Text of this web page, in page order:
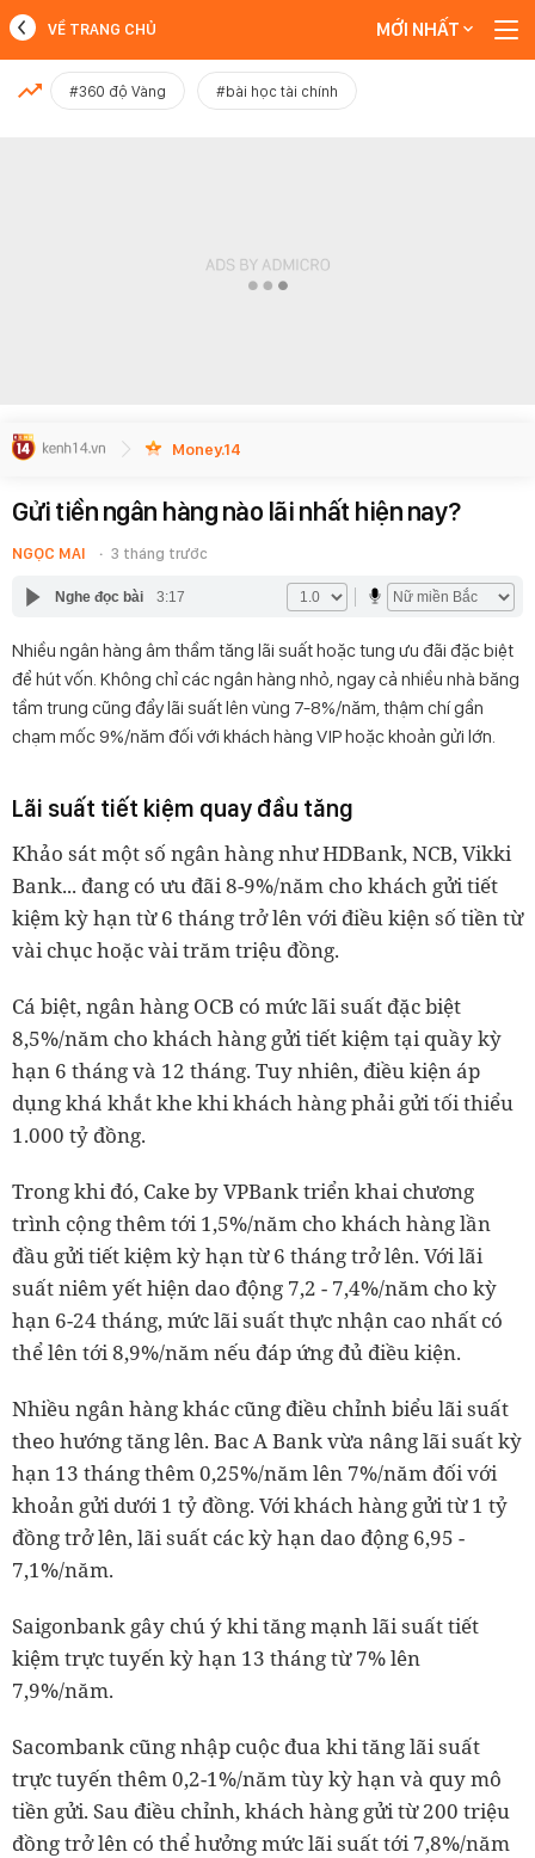
MỚI NHẤT
VỀ TRANG CHỦ MỚI NHẤT
#360 độ Vàng #bài học tài chính
Money.14
Gửi tiền ngân hàng nào lãi nhất hiện nay?
NGỌC MAI 3 tháng trước
Nghe đọc bài 3:17
Nhiều ngân hàng âm thầm tăng lãi suất hoặc tung ưu đãi đặc biệt
để hút vốn. Không chỉ các ngân hàng nhỏ, ngay cả nhiều nhà băng
tầm trung cũng đẩy lãi suất lên vùng 7-8%/năm, thậm chí gần
chạm mốc 9%/năm đối với khách hàng VIP hoặc khoản gửi lớn.
Lãi suất tiết kiệm quay đầu tăng
Khảo sát một số ngân hàng như HDBank, NCB, Vikki
Bank... đang có ưu đãi 8-9%/năm cho khách gửi tiết
kiệm kỳ hạn từ 6 tháng trở lên với điều kiện số tiền từ
vài chục hoặc vài trăm triệu đồng.
Cá biệt, ngân hàng OCB có mức lãi suất đặc biệt
8,5%/năm cho khách hàng gửi tiết kiệm tại quầy kỳ
hạn 6 tháng và 12 tháng. Tuy nhiên, điều kiện áp
dụng khá khắt khe khi khách hàng phải gửi tối thiểu
1.000 tỷ đồng.
Trong khi đó, Cake by VPBank triển khai chương
trình cộng thêm tới 1,5%/năm cho khách hàng lần
đầu gửi tiết kiệm kỳ hạn từ 6 tháng trở lên. Với lãi
suất niêm yết hiện dao động 7,2 - 7,4%/năm cho kỳ
hạn 6-24 tháng, mức lãi suất thực nhận cao nhất có
thể lên tới 8,9%/năm nếu đáp ứng đủ điều kiện.
Nhiều ngân hàng khác cũng điều chỉnh biểu lãi suất
theo hướng tăng lên. Bac A Bank vừa nâng lãi suất kỳ
hạn 13 tháng thêm 0,25%/năm lên 7%/năm đối với
khoản gửi dưới 1 tỷ đồng. Với khách hàng gửi từ 1 tỷ
đồng trở lên, lãi suất các kỳ hạn dao động 6,95 -
7,1%/năm.
Saigonbank gây chú ý khi tăng mạnh lãi suất tiết
kiệm trực tuyến kỳ hạn 13 tháng từ 7% lên
7,9%/năm.
Sacombank cũng nhập cuộc đua khi tăng lãi suất
trực tuyến thêm 0,2-1%/năm tùy kỳ hạn và quy mô
tiền gửi. Sau điều chỉnh, khách hàng gửi từ 200 triệu
đồng trở lên có thể hưởng mức lãi suất tới 7,8%/năm